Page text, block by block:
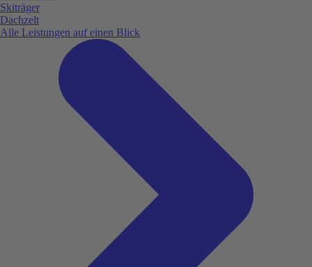
Skiträger
Dachzelt
Alle Leistungen auf einen Blick